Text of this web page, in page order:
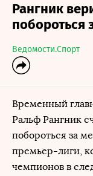
Рангник
побороться
Ведомости.Спорт
Временный
Ральф Рангник
побороться за
премьер-лиги,
чемпионов в